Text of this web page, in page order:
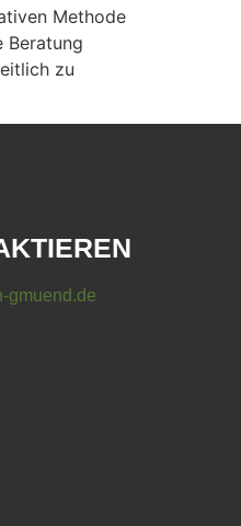
Methode
Beratung
zu
gmuend.de